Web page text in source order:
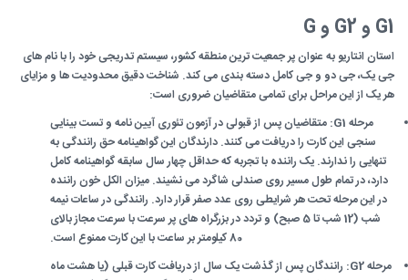
G1 و G2 و G
استان انتاریو به عنوان پر جمعیت ترین منطقه کشور، سیستم تدریجی خود را با نام های
جی یک، جی دو و جی کامل دسته بندی می کند. شناخت دقیق محدودیت ها و مزایای
هر یک از این مراحل برای تمامی متقاضیان ضروری است:
مرحله G1: متقاضیان پس از قبولی در آزمون تئوری آیین نامه و تست بینایی
سنجی این کارت را دریافت می کنند. دارندگان این گواهینامه حق رانندگی به
تنهایی را ندارند. یک راننده با تجربه که حداقل چهار سال سابقه گواهینامه کامل
دارد، در تمام طول مسیر روی صندلی شاگرد می نشیند. میزان الکل خون راننده
در این مرحله تحت هر شرایطی روی عدد صفر قرار دارد. رانندگی در ساعات نیمه
شب (12 شب تا 5 صبح) و تردد در بزرگراه های پر سرعت با سرعت مجاز بالای
80 کیلومتر بر ساعت با این کارت ممنوع است.
مرحله G2: رانندگان پس از گذشت یک سال از دریافت کارت قبلی (یا هشت ماه